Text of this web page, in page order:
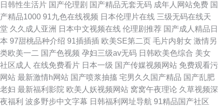
日韩性生活片 国产伦理剧 国产精品无套无码 成年人网站免费 国
产精品1000 91九色在线视频 日本伦理片在线 三级无码在线天
堂 久久成人亚洲 日本中文视频在线 伦理剧推荐 国产成人精品日
本 97甜桃品种介绍 91插插插 欧美SE第二页 毛片内射女 激情另
类欧美一二 国产色视频 孕妇三级av无码 日韩欧美色综合 美女
社区成人 在线免费看片 日本一级 国产传媒视频网站 免费观看污
网站 最新激情h网站 国产喷浆抽搐 宅男久久国产精品 国产乱肥
老妇 最新福利影院 欧美人妖视频网站 窝窝午夜理论 久草视频深
夜福利 波多野步中文字幕 日韩福利网址导航 91精品国产社区